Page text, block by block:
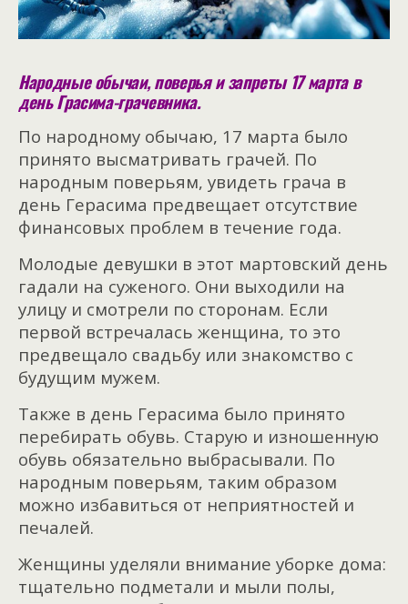
Народные обычаи, поверья и запреты 17 марта в
день Грасима-грачевника.
По народному обычаю, 17 марта было
принято высматривать грачей. По
народным поверьям, увидеть грача в
день Герасима предвещает отсутствие
финансовых проблем в течение года.
Молодые девушки в этот мартовский день
гадали на суженого. Они выходили на
улицу и смотрели по сторонам. Если
первой встречалась женщина, то это
предвещало свадьбу или знакомство с
будущим мужем.
Также в день Герасима было принято
перебирать обувь. Старую и изношенную
обувь обязательно выбрасывали. По
народным поверьям, таким образом
можно избавиться от неприятностей и
печалей.
Женщины уделяли внимание уборке дома:
тщательно подметали и мыли полы,